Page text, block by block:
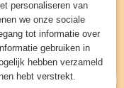
UW WINKELWAGEN
personaliseren van
we onze sociale
tot informatie over
gebruiken in
hebben verzameld
hebt verstrekt.